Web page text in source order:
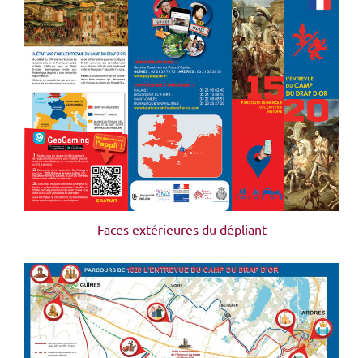
Faces extérieures du dépliant